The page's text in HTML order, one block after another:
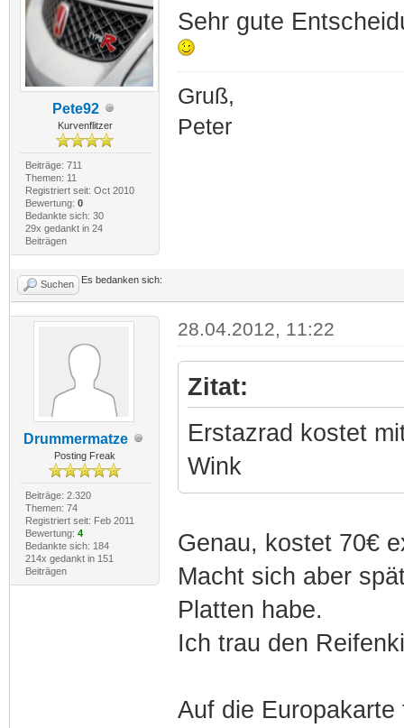
Pete92
Kurvenflitzer
Beiträge: 711
Themen: 11
Registriert seit: Oct 2010
Bewertung: 0
Bedankte sich: 30
29x gedankt in 24
Beiträgen
Sehr gute
Gruß,
Peter
Suchen Es bedanken sich:
Drummermatze
Posting Freak
Beiträge: 2.320
Themen: 74
Registriert seit: Feb 2011
Bewertung: 4
Bedankte sich: 184
214x gedankt in 151
Beiträgen
28.04.2012, 11:22
Zitat:
Erstazrad kostet
Wink
Genau, kostet 70€
Macht sich aber
Platten habe.
Ich trau den
Auf die